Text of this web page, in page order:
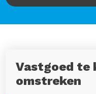
Vastgoed te
omstreken